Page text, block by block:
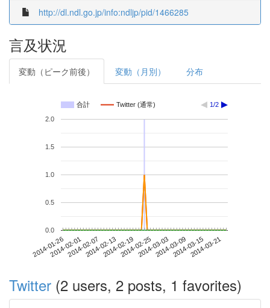
http://dl.ndl.go.jp/info:ndljp/pid/1466285
言及状況
変動（ピーク前後） 変動（月別） 分布
合計 Twitter (通常) 1/2
2014-01-262014-02-012014-02-072014-02-132014-02-192014-02-252014-03-032014-03-092014-03-152014-03-21
0.0
0.5
1.0
1.5
2.0
Twitter (2 users, 2 posts, 1 favorites)